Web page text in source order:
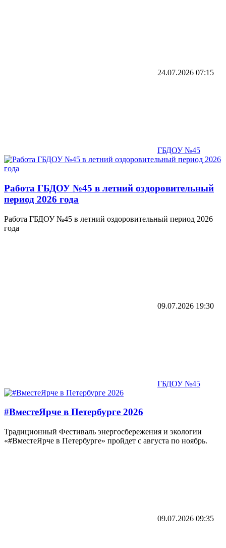
24.07.2026 07:15
ГБДОУ №45
Работа ГБДОУ №45 в летний оздоровительный
период 2026 года
Работа ГБДОУ №45 в летний оздоровительный период 2026
года
09.07.2026 19:30
ГБДОУ №45
#ВместеЯрче в Петербурге 2026
Традиционный Фестиваль энергосбережения и экологии
«#ВместеЯрче в Петербурге» пройдет с августа по ноябрь.
09.07.2026 09:35